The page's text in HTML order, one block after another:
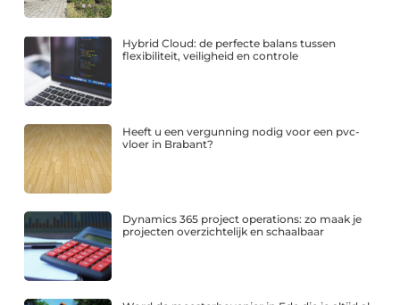
Hybrid Cloud: de perfecte balans tussen
flexibiliteit, veiligheid en controle
Heeft u een vergunning nodig voor een pvc-
vloer in Brabant?
Dynamics 365 project operations: zo maak je
projecten overzichtelijk en schaalbaar